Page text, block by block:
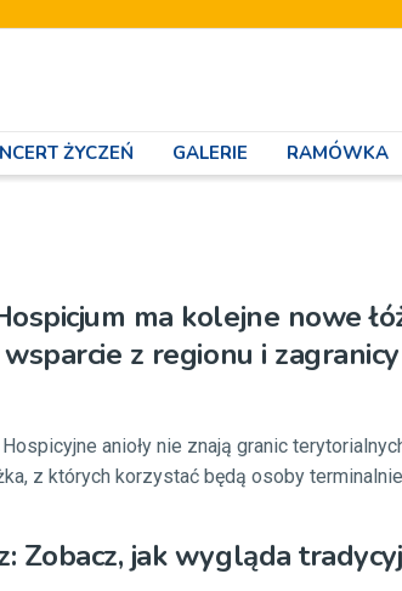
ŻYCZEŃ GALERIE RAMÓWKA
ma kolejne nowe
z regionu i
anioły nie znają granic
z których korzystać będą osoby terminalnie
Zobacz, jak wygląda